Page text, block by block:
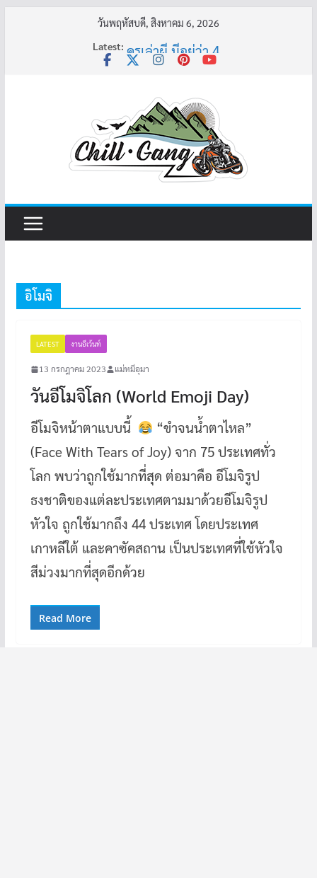
วันพฤหัสบดี, สิงหาคม 6, 2026
Latest: ครูเล่าผี มีอยู่ว่า 4
ครูเล่าผี มีอยู่ว่า 5
คุณยายบัวลอย
อ้วนแต่พยายาม 2
อิโมจิ
LATEST งานอีเว้นท์
13 กรกฎาคม 2023 แม่หมีอุมา
วันอีโมจิโลก (World Emoji Day)
อีโมจิหน้าตาแบบนี้
“ขำจนน้ำตาไหล”
(Face With Tears of Joy) จาก 75 ประเทศทั่ว
โลก พบว่าถูกใช้มากที่สุด ต่อมาคือ อีโมจิรูป
ธงชาติของแต่ละประเทศตามมาด้วยอีโมจิรูป
หัวใจ ถูกใช้มากถึง 44 ประเทศ โดยประเทศ
เกาหลีใต้ และคาซัคสถาน เป็นประเทศที่ใช้หัวใจ
สีม่วงมากที่สุดอีกด้วย
Read More